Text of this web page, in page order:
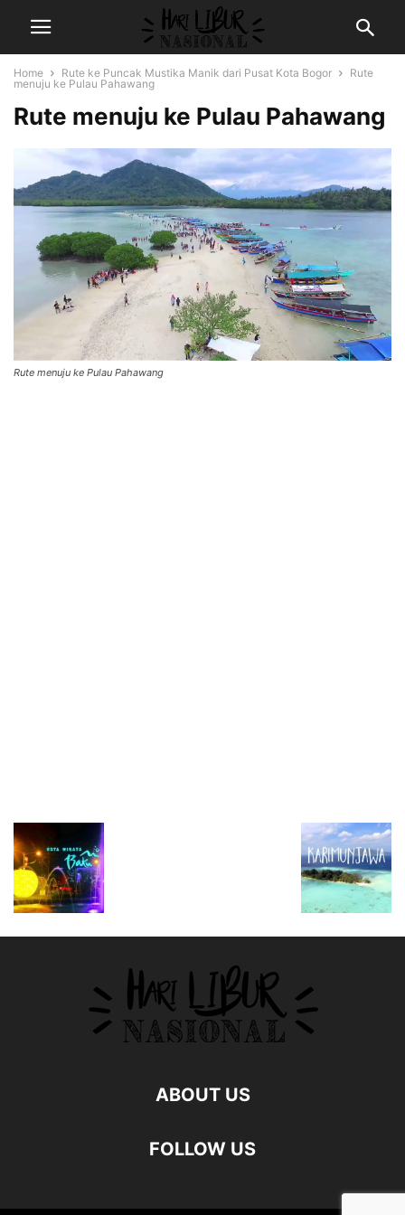
Home Rute ke Puncak Mustika Manik dari Pusat Kota Bogor
Rute
menuju ke Pulau Pahawang
Rute menuju ke Pulau Pahawang
Rute menuju ke Pulau Pahawang
ABOUT US
FOLLOW US